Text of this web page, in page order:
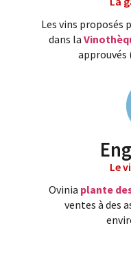
Les vins proposés
dans la
approuvés
Le
Ovinia plante
ventes à des